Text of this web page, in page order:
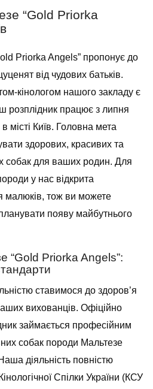
“Gold Priorka
Priorka Angels” пропонує до
від чудових батьків.
кінологом нашого закладу є
розплідник працює з липня
місті Київ. Головна мета
здорових, красивих та
собак для ваших родин. Для
у нас відкрита
малюків, тож ви можете
появу майбутнього
“Gold Priorka Angels”:
ставимося до здоров’я
вихованців. Офіційно
займається професійним
собак породи Мальтезе
діяльність повністю
Спілки України (КСУ